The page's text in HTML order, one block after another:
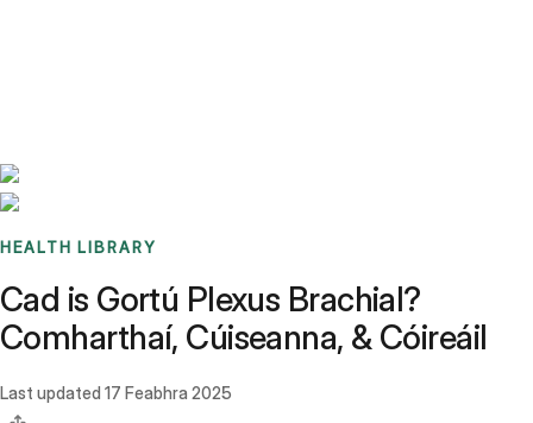
HEALTH LIBRARY
Cad is Gortú Plexus Brachial?
Comharthaí, Cúiseanna, & Cóireáil
Last updated 17 Feabhra 2025